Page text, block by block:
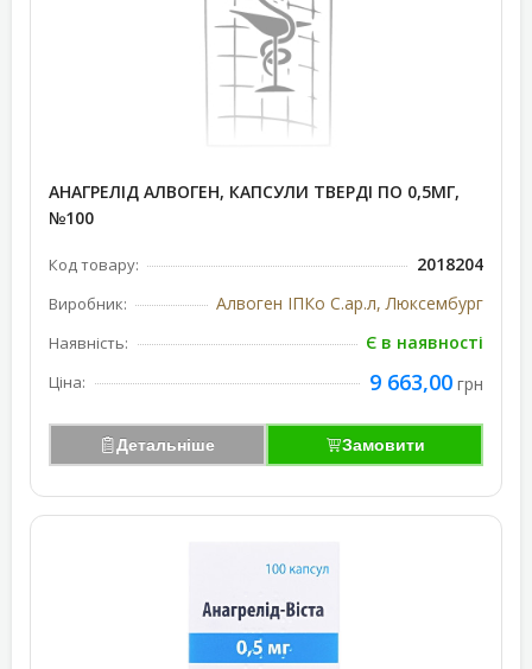
АНАГРЕЛІД АЛВОГЕН, КАПСУЛИ ТВЕРДІ ПО 0,5МГ,
№100
Код товару: 2018204
Виробник: Алвоген ІПКо С.ар.л, Люксембург
Наявність: Є в наявності
Ціна: 9 663,00 грн
Детальніше Замовити